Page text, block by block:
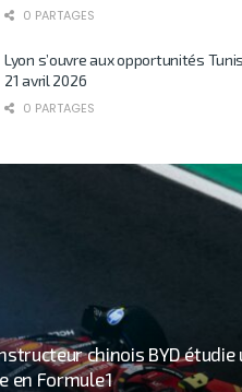
0 PARTAGES
Lyon s’ouvre aux opportunités
21 avril 2026
0 PARTAGES
chinois BYD étudie
en Formule 1